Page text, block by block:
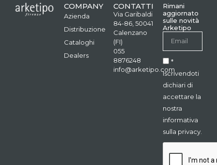
COMPANY
Azienda
Distribuzione
Cataloghi
Dealers
CONTATTI
Via Garibaldi
84-86, 50041
Calenzano
(FI)
055
8876248
info@arketipo.com
Rimani
aggiornato
sulle novità
Arketipo
*
Iscrivendoti
dichiari di
accettare la
nostra
informativa
sulla privacy.